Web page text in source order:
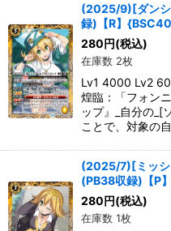
(2025/9)[ダンシ
録)【R】
280円(税込)
在庫数 2枚
Lv1 4000 Lv2
煌臨：「フォン
ップ』_自分の_[
ことで、対象の
(2025/7)[ミッシ
(PB38収録)【P
280円(税込)
在庫数 1枚